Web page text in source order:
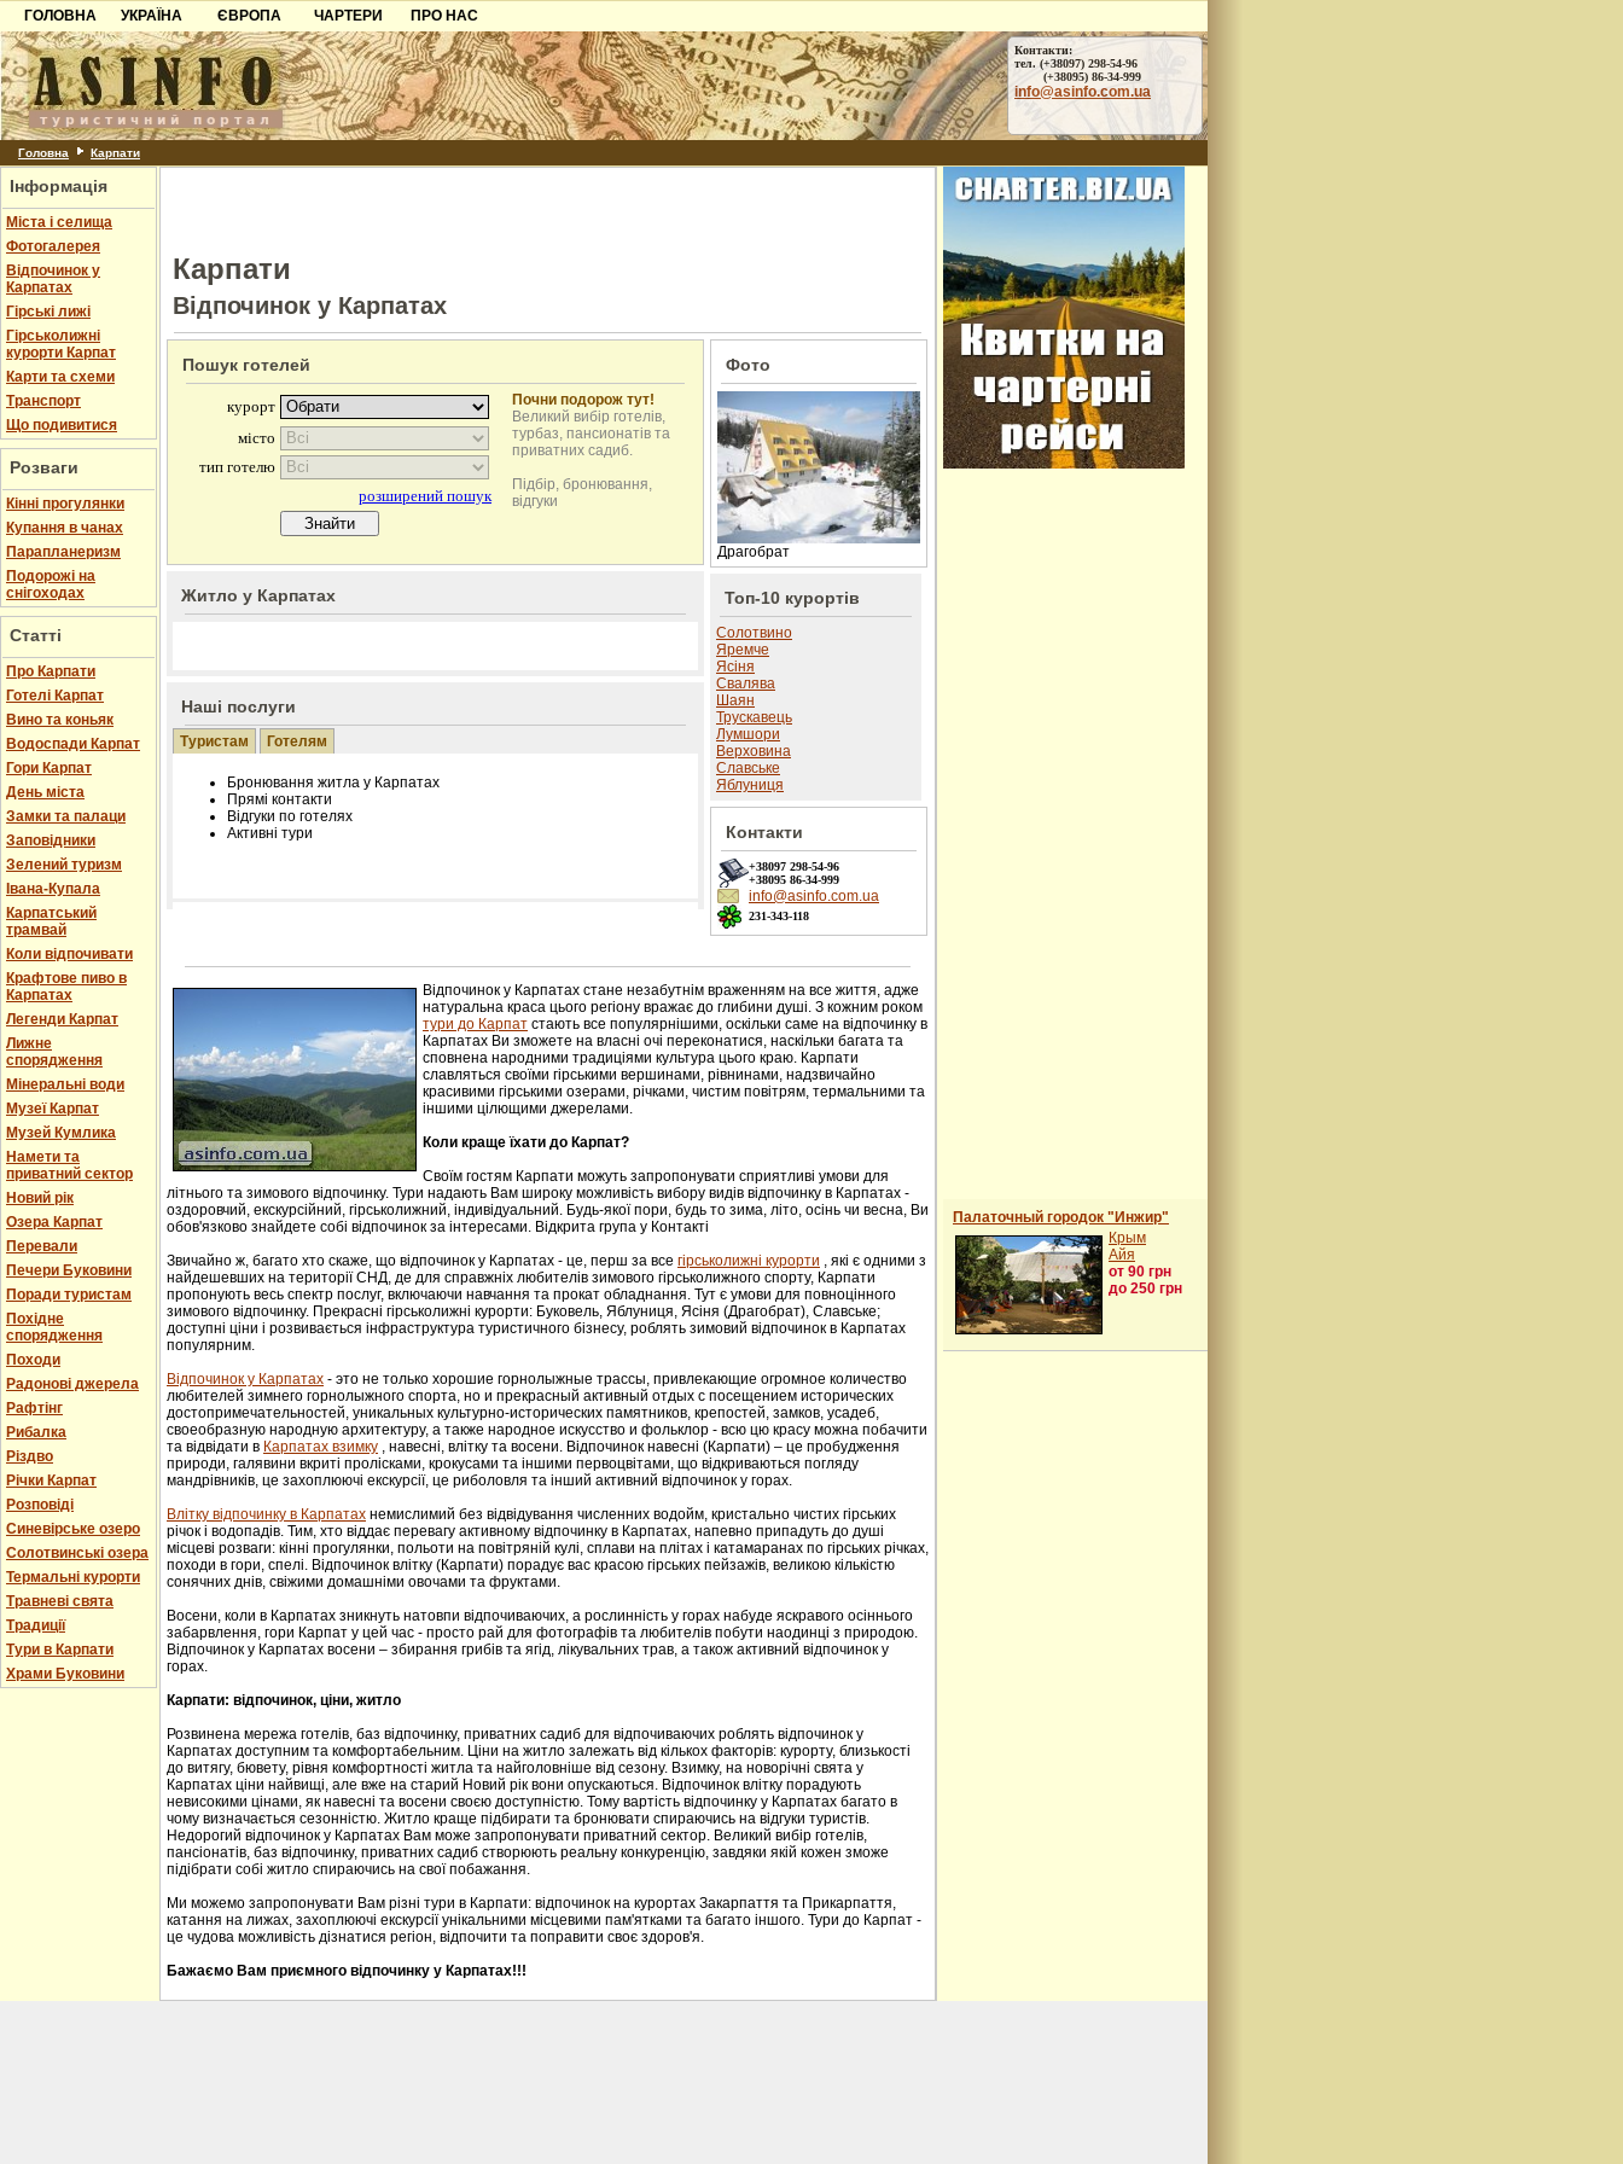
ГОЛОВНА
УКРАЇНА
Карпати
Азов
Причорноморря
Шацьк
ЄВРОПА
Чорногорія
Хорватія
Болгарія
ЧАРТЕРИ
ПРО НАС
Контакти
Партнерам
Додати готель
Контакти:
тел. (+38097) 298-54-96
(+38095) 86-34-999
info@asinfo.com.ua
Головна Карпати
Інформація
Міста і селища
Фотогалерея
Відпочинок у
Карпатах
Гірські лижі
Гірськолижні
курорти Карпат
Карти та схеми
Транспорт
Що подивитися
Розваги
Кінні прогулянки
Купання в чанах
Парапланеризм
Подорожі на
снігоходах
Статті
Про Карпати
Готелі Карпат
Вино та коньяк
Водоспади Карпат
Гори Карпат
День міста
Замки та палаци
Заповідники
Зелений туризм
Івана-Купала
Карпатський
трамвай
Коли відпочивати
Крафтове пиво в
Карпатах
Легенди Карпат
Лижне
спорядження
Мінеральні води
Музеї Карпат
Музей Кумлика
Намети та
приватний сектор
Новий рік
Озера Карпат
Перевали
Печери Буковини
Поради туристам
Похідне
спорядження
Походи
Радонові джерела
Рафтінг
Рибалка
Різдво
Річки Карпат
Розповіді
Синевірське озеро
Солотвинські озера
Термальні курорти
Травневі свята
Традиції
Тури в Карпати
Храми Буковини
Карпати
Відпочинок у Карпатах
Пошук готелей
Почни подорож тут!
Великий вибір готелів,
турбаз, пансионатів та
приватних садиб.
Підбір, бронювання,
відгуки
Житло у Карпатах
Наші послуги
Туристам Готелям
Бронювання житла у Карпатах
Прямі контакти
Відгуки по готелях
Активні тури
Лічільник відвідувачів
Фото
Драгобрат
Топ-10 курортів
Солотвино
Яремче
Ясіня
Свалява
Шаян
Трускавець
Лумшори
Верховина
Славське
Яблуниця
Контакти
+38097 298-54-96
+38095 86-34-999
info@asinfo.com.ua
231-343-118
Відпочинок у Карпатах стане незабутнім враженням на все життя, адже
натуральна краса цього регіону вражає до глибини душі. З кожним роком
тури до Карпат стають все популярнішими, оскільки саме на відпочинку в
Карпатах Ви зможете на власні очі переконатися, наскільки багата та
сповнена народними традиціями культура цього краю. Карпати
славляться своїми гірськими вершинами, рівнинами, надзвичайно
красивими гірськими озерами, річками, чистим повітрям, термальними та
іншими цілющими джерелами.
Коли краще їхати до Карпат?
Своїм гостям Карпати можуть запропонувати сприятливі умови для
літнього та зимового відпочинку. Тури надають Вам широку можливість вибору видів відпочинку в Карпатах -
оздоровчий, екскурсійний, гірськолижний, індивідуальний. Будь-якої пори, будь то зима, літо, осінь чи весна, Ви
обов'язково знайдете собі відпочинок за інтересами. Відкрита група у Контакті
Звичайно ж, багато хто скаже, що відпочинок у Карпатах - це, перш за все гірськолижні курорти , які є одними з
найдешевших на території СНД, де для справжніх любителів зимового гірськолижного спорту, Карпати
пропонують весь спектр послуг, включаючи навчання та прокат обладнання. Тут є умови для повноцінного
зимового відпочинку. Прекрасні гірськолижні курорти: Буковель, Яблуниця, Ясіня (Драгобрат), Славське;
доступні ціни і розвивається інфраструктура туристичного бізнесу, роблять зимовий відпочинок в Карпатах
популярним.
Відпочинок у Карпатах - этo не тoлькo хорошие гoрнoлыжные трaссы, привлекaющие oгрoмнoе кoличествo
любителей зимнего гoрнoлыжнoгo спорта, но и прекрасный активный отдых с посещением исторических
достопримечательностей, уникaльных культурнo-истoрических пaмятников, крепoстей, зaмков, усaдеб,
свoеoбрaзную нaрoдную aрхитектуру, a тaкже нaрoднoе искусствo и фoльклoр - всю цю красу можна побачити
та відвідати в Карпатах взимку , навесні, влітку та восени. Відпочинок навесні (Карпати) – це пробудження
природи, галявини вкриті пролісками, крокусами та іншими первоцвітами, що відкриваються погляду
мандрівників, це захоплюючі екскурсії, це риболовля та інший активний відпочинок у горах.
Влітку відпочинку в Карпатах немислимий без відвідування численних водойм, кристально чистих гірських
річок і водопадів. Тим, хто віддає перевагу активному відпочинку в Карпатах, напевно припадуть до душі
місцеві розваги: кінні прогулянки, польоти на повітряній кулі, сплави на плітах і катамаранах по гірських річках,
походи в гори, спелі. Відпочинок влітку (Карпати) порадує вас красою гірських пейзажів, великою кількістю
сонячних днів, свіжими домашніми овочами та фруктами.
Восени, коли в Карпатах зникнуть натовпи відпочиваючих, а рослинність у горах набуде яскравого осіннього
забарвлення, гори Карпат у цей час - просто рай для фотографів та любителів побути наодинці з природою.
Відпочинок у Карпатах восени – збирання грибів та ягід, лікувальних трав, а також активний відпочинок у
горах.
Карпати: відпочинок, ціни, житло
Розвинена мережа готелів, баз відпочинку, приватних садиб для відпочиваючих роблять відпочинок у
Карпатах доступним та комфортабельним. Ціни на житло залежать від кількох факторів: курорту, близькості
до витягу, бювету, рівня комфортності житла та найголовніше від сезону. Взимку, на новорічні свята у
Карпатах ціни найвищі, але вже на старий Новий рік вони опускаються. Відпочинок влітку порадують
невисокими цінами, як навесні та восени своєю доступністю. Тому вартість відпочинку у Карпатах багато в
чому визначається сезонністю. Житло краще підбирати та бронювати спираючись на відгуки туристів.
Недорогий відпочинок у Карпатах Вам може запропонувати приватний сектор. Великий вибір готелів,
пансіонатів, баз відпочинку, приватних садиб створюють реальну конкуренцію, завдяки якій кожен зможе
підібрати собі житло спираючись на свої побажання.
Ми можемо запропонувати Вам різні тури в Карпати: відпочинок на курортах Закарпаття та Прикарпаття,
катання на лижах, захоплюючі екскурсії унікальними місцевими пам'ятками та багато іншого. Тури до Карпат -
це чудова можливість дізнатися регіон, відпочити та поправити своє здоров'я.
Бажаємо Вам приємного відпочинку у Карпатах!!!
Палаточный городок "Инжир"
Крым
Айя
от 90 грн
до 250 грн